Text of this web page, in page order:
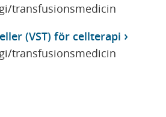
transfusionsmedicin
(VST) för cellterapi
transfusionsmedicin